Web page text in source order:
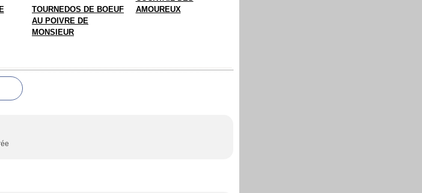
TOURNEDOS DE BOEUF
AU POIVRE DE
MONSIEUR
AMOUREUX